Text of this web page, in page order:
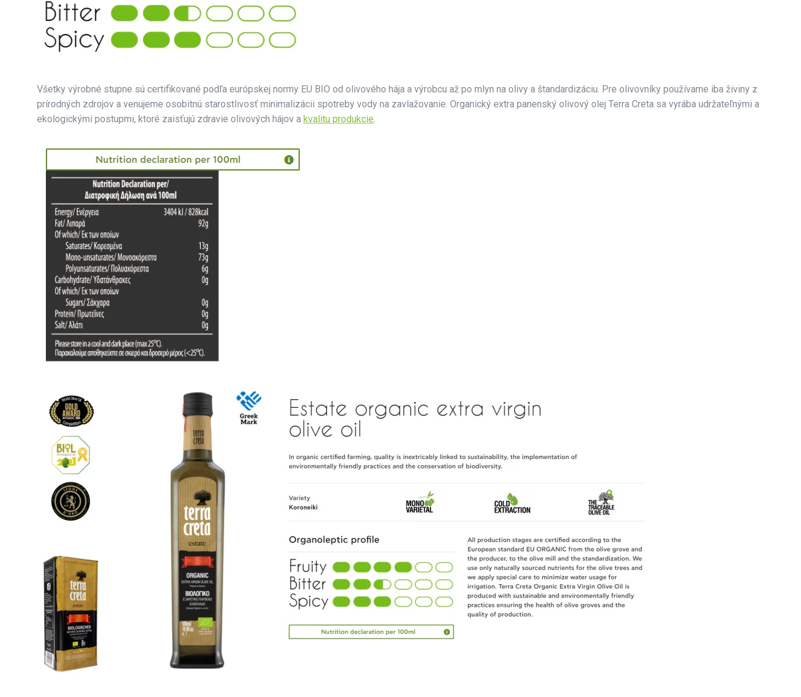
Všetky výrobné stupne sú certifikované podľa európskej normy EU BIO od olivového hája a výrobcu až po mlyn na olivy a štandardizáciu. Pre olivovníky používame iba živiny z
prírodných zdrojov a venujeme osobitnú starostlivosť minimalizácii spotreby vody na zavlažovanie. Organický extra panenský olivový olej Terra Creta sa vyrába udržateľnými a
ekologickými postupmi, ktoré zaisťujú zdravie olivových hájov a kvalitu produkcie.